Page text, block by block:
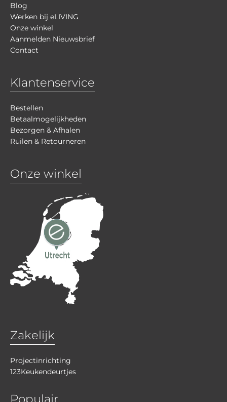
Blog
Werken bij eLIVING
Onze winkel
Aanmelden Nieuwsbrief
Contact
Klantenservice
Bestellen
Betaalmogelijkheden
Bezorgen & Afhalen
Ruilen & Retourneren
Onze winkel
Zakelijk
Projectinrichting
123Keukendeurtjes
Populair